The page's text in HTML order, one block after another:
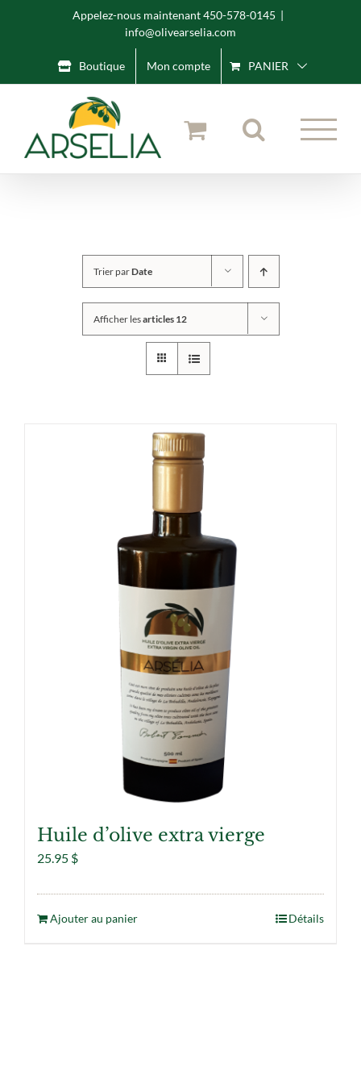
Appelez-nous maintenant 450-578-0145 |
info@olivearselia.com
Boutique Mon compte PANIER
Trier parDate
Afficher lesarticles 12
Huile d’olive extra vierge
25.95 $
Ajouter au panier Détails